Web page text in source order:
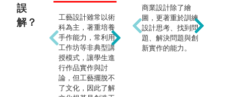
誤
解？
工藝設計雖常以術
科為主，著重培養
手作能力，常利用
工作坊等非典型講
授模式，讓學生進
行作品實作與討
論，但工藝擺脫不
了文化，因此了解
傳統工藝逐漸式
微，但創新的思
維，配合靈活應用
各種媒材，完全能
商業設計除了繪
圖，更著重於訓練
設計思考、找到問
題、解決問題與創
新實作的能力。